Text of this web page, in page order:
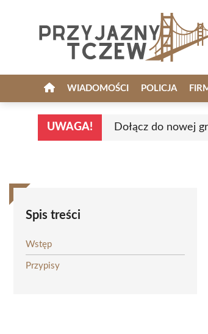
WIADOMOŚCI POLICJA
UWAGA! Dołącz do nowej
Spis treści
Wstęp
Przypisy